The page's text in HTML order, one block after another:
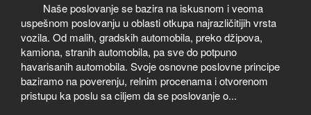
Naše poslovanje se bazira na iskusnom i veoma
uspešnom poslovanju u oblasti otkupa najrazličitijih vrsta
vozila. Od malih, gradskih automobila, preko džipova,
kamiona, stranih automobila, pa sve do potpuno
havarisanih automobila. Svoje osnovne poslovne principe
baziramo na poverenju, relnim procenama i otvorenom
pristupu ka poslu sa ciljem da se poslovanje o...